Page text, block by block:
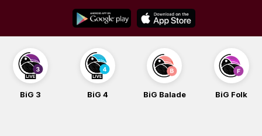
content
BiG 3 BiG 4 BiG Balade BiG Folk